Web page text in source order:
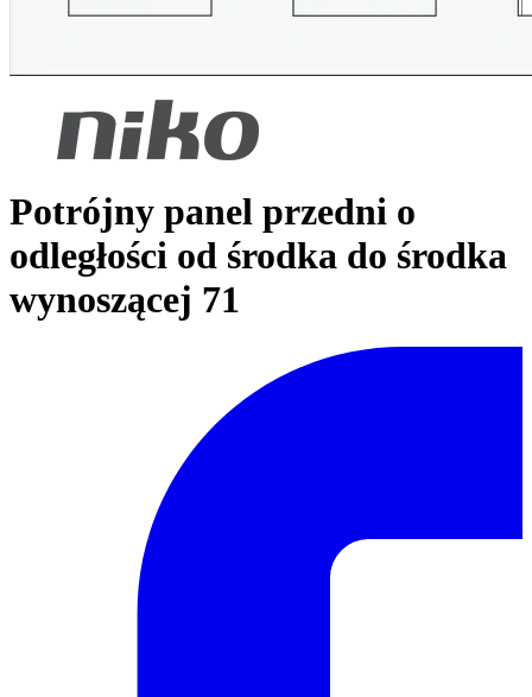
Potrójny panel przedni o
odległości od środka do środka
wynoszącej 71